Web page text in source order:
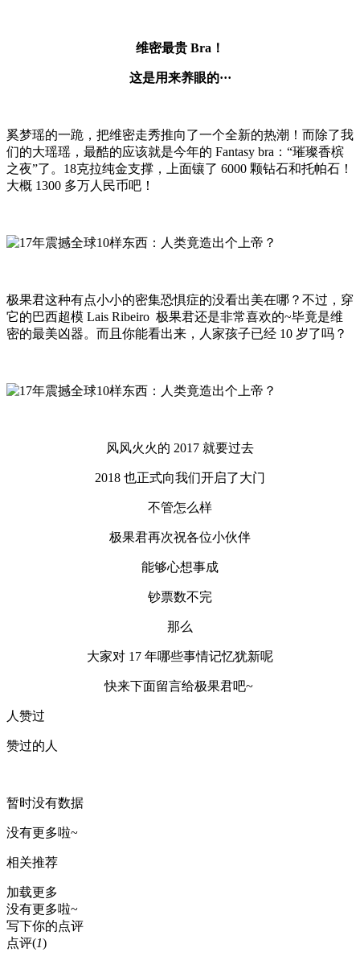
维密最贵 Bra！
这是用来养眼的···
奚梦瑶的一跪，把维密走秀推向了一个全新的热潮！而除了我
们的大瑶瑶，最酷的应该就是今年的 Fantasy bra：“璀璨香槟
之夜”了。18克拉纯金支撑，上面镶了 6000 颗钻石和托帕石！
大概 1300 多万人民币吧！
极果君这种有点小小的密集恐惧症的没看出美在哪？不过，穿
它的巴西超模 Lais Ribeiro 极果君还是非常喜欢的~毕竟是维
密的最美凶器。而且你能看出来，人家孩子已经 10 岁了吗？
风风火火的 2017 就要过去
2018 也正式向我们开启了大门
不管怎么样
极果君再次祝各位小伙伴
能够心想事成
钞票数不完
那么
大家对 17 年哪些事情记忆犹新呢
快来下面留言给极果君吧~
人赞过
赞过的人
暂时没有数据
没有更多啦~
相关推荐
加载更多
没有更多啦~
写下你的点评
点评(1)